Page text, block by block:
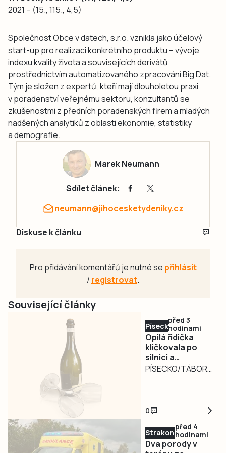
2021 – (15., 115., 4,5)
Společnost Obce v datech, s.r.o. vznikla jako účelový
start-up pro realizaci konkrétního produktu – vývoje
indexu kvality života a souvisejících derivátů
prostřednictvím automatizovaného zpracování Big Dat.
Tým je složen z expertů, kteří mají dlouholetou praxi
v poradenství veřejnému sektoru, konzultantů se
zkušenostmi z předních poradenských firem a mladých
nadšených analytiků z oblasti ekonomie, statistiky
a demografie.
Marek Neumann
Sdílet článek:
neumann@jihocesketydeniky.cz
Diskuse k článku
Pro přidávání komentářů je nutné se přihlásit
/registrovat.
Související články
Písecko
před 3
hodinami
Opilá řidička
kličkovala po
silnici a
ohrožovala
PÍSECKO/TÁBORSKO
automobil
zaměstnal ve
středu v poledne
písecké policisty.
0
Strakonicko
před 4
hodinami
Dva porody v